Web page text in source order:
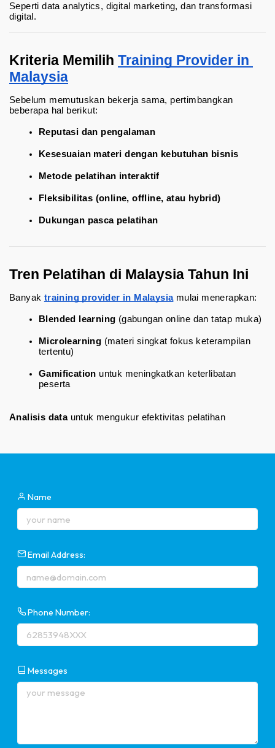
Seperti data analytics, digital marketing, dan transformasi
digital.
Kriteria Memilih Training Provider in
Malaysia
Sebelum memutuskan bekerja sama, pertimbangkan
beberapa hal berikut:
Reputasi dan pengalaman
Kesesuaian materi dengan kebutuhan bisnis
Metode pelatihan interaktif
Fleksibilitas (online, offline, atau hybrid)
Dukungan pasca pelatihan
Tren Pelatihan di Malaysia Tahun Ini
Banyak training provider in Malaysia mulai menerapkan:
Blended learning (gabungan online dan tatap muka)
Microlearning (materi singkat fokus keterampilan
tertentu)
Gamification untuk meningkatkan keterlibatan
peserta
Analisis datauntuk mengukur efektivitas pelatihan
Name
Email Address:
Phone Number:
Messages